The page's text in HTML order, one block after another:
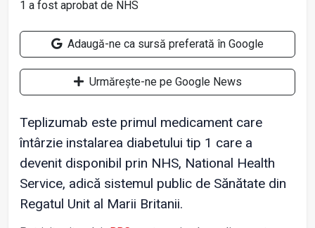
Adaugă-ne ca sursă preferată în Google
Urmărește-ne pe Google News
Teplizumab este primul medicament care
întârzie instalarea diabetului tip 1 care a
devenit disponibil prin NHS, National Health
Service, adică sistemul public de Sănătate din
Regatul Unit al Marii Britanii.